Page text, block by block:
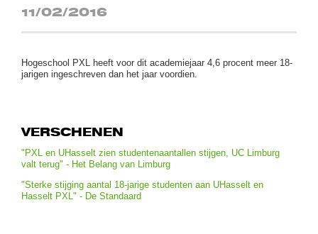
11/02/2016
Hogeschool PXL heeft voor dit academiejaar 4,6 procent meer 18-
jarigen ingeschreven dan het jaar voordien.
VERSCHENEN
"PXL en UHasselt zien studentenaantallen stijgen, UC Limburg
valt terug" - Het Belang van Limburg
"Sterke stijging aantal 18-jarige studenten aan UHasselt en
Hasselt PXL" - De Standaard